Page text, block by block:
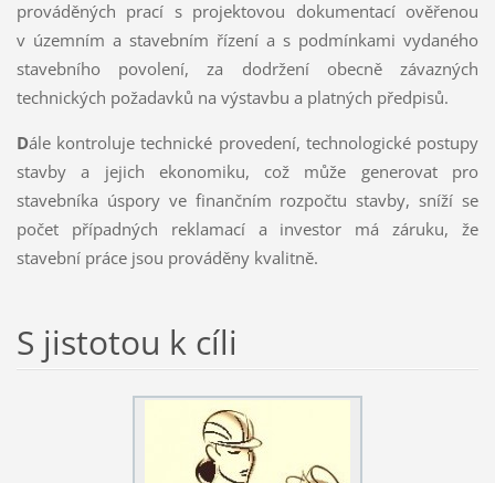
prováděných prací s projektovou dokumentací ověřenou
v územním a stavebním řízení a s podmínkami vydaného
stavebního povolení, za dodržení obecně závazných
technických požadavků na výstavbu a platných předpisů.
Dále kontroluje technické provedení, technologické postupy
stavby a jejich ekonomiku, což může generovat pro
stavebníka úspory ve finančním rozpočtu stavby, sníží se
počet případných reklamací a investor má záruku, že
stavební práce jsou prováděny kvalitně.
S jistotou k cíli